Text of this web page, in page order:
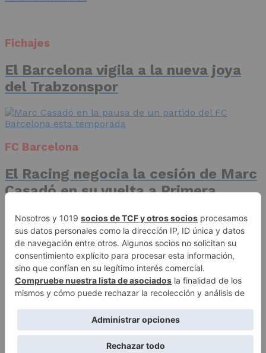
Fichajes
El Barcelona vigila a la nueva joya
del Trabzonspor
FC Barcelona
El Racing negocia la cesión de Marc
Casadó en su vuelta a Primera
Advertisement
Publicidad
Aviso legal
Política de privacidad
Autores
Contacto
Política editorial
Quiénes somos
ACCESO REDACCIÓN